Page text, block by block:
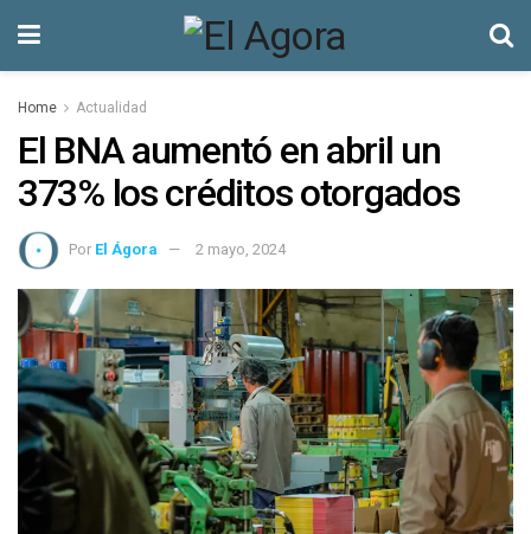
Home Actualidad
El BNA aumentó en abril un
373% los créditos otorgados
Por El Ágora 2 mayo, 2024